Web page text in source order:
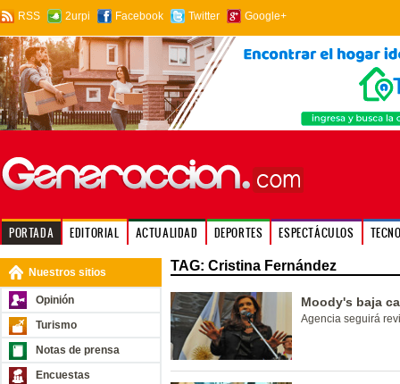
RSS 2urpi Facebook Twitter Google+
PORTADA EDITORIAL ACTUALIDAD DEPORTES ESPECTÁCULOS
Nuestros sitios
Opinión
Turismo
Notas de prensa
Encuestas
TAG: Cristina Fernández
Moody's baja
Agencia seguirá